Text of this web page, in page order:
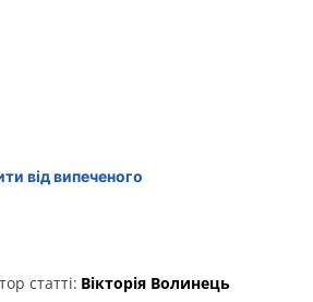
від випеченого
статті: Вікторія Волинець